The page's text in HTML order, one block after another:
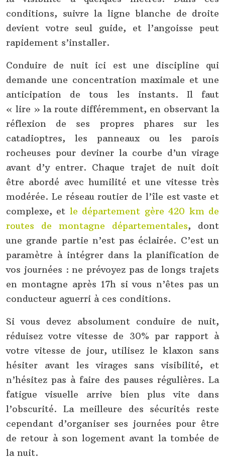
conditions, suivre la ligne blanche de droite
devient votre seul guide, et l’angoisse peut
rapidement s’installer.
Conduire de nuit ici est une discipline qui
demande une concentration maximale et une
anticipation de tous les instants. Il faut
« lire » la route différemment, en observant la
réflexion de ses propres phares sur les
catadioptres, les panneaux ou les parois
rocheuses pour deviner la courbe d’un virage
avant d’y entrer. Chaque trajet de nuit doit
être abordé avec humilité et une vitesse très
modérée. Le réseau routier de l’île est vaste et
complexe, et le département gère 420 km de
routes de montagne départementales, dont
une grande partie n’est pas éclairée. C’est un
paramètre à intégrer dans la planification de
vos journées : ne prévoyez pas de longs trajets
en montagne après 17h si vous n’êtes pas un
conducteur aguerri à ces conditions.
Si vous devez absolument conduire de nuit,
réduisez votre vitesse de 30% par rapport à
votre vitesse de jour, utilisez le klaxon sans
hésiter avant les virages sans visibilité, et
n’hésitez pas à faire des pauses régulières. La
fatigue visuelle arrive bien plus vite dans
l’obscurité. La meilleure des sécurités reste
cependant d’organiser ses journées pour être
de retour à son logement avant la tombée de
la nuit.